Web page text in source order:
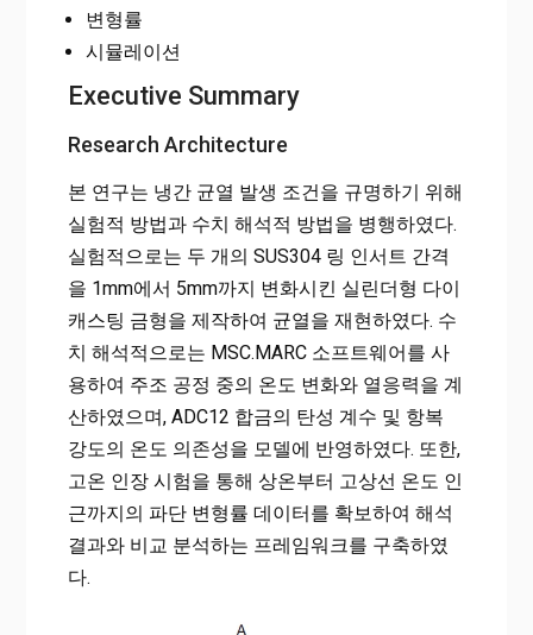
변형률
시뮬레이션
Executive Summary
Research Architecture
본 연구는 냉간 균열 발생 조건을 규명하기 위해
실험적 방법과 수치 해석적 방법을 병행하였다.
실험적으로는 두 개의 SUS304 링 인서트 간격
을 1mm에서 5mm까지 변화시킨 실린더형 다이
캐스팅 금형을 제작하여 균열을 재현하였다. 수
치 해석적으로는 MSC.MARC 소프트웨어를 사
용하여 주조 공정 중의 온도 변화와 열응력을 계
산하였으며, ADC12 합금의 탄성 계수 및 항복
강도의 온도 의존성을 모델에 반영하였다. 또한,
고온 인장 시험을 통해 상온부터 고상선 온도 인
근까지의 파단 변형률 데이터를 확보하여 해석
결과와 비교 분석하는 프레임워크를 구축하였
다.